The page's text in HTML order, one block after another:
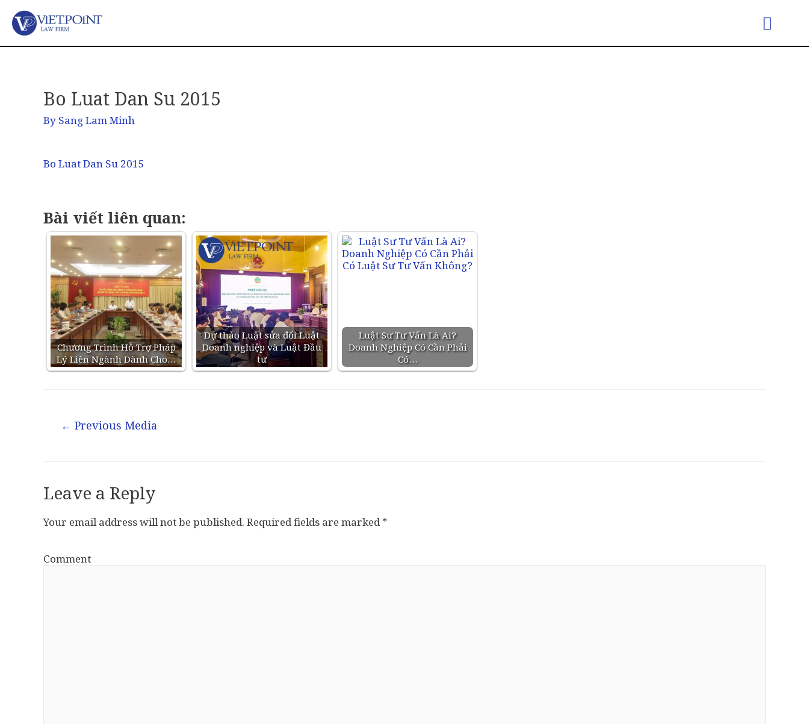
Bo Luat Dan Su 2015
By Sang Lam Minh
Bo Luat Dan Su 2015
Bài viết liên quan:
Chương Trình Hỗ Trợ Pháp
Lý Liên Ngành Dành Cho…
Dự thảo Luật sửa đổi Luật
Doanh nghiệp và Luật Đầu
tư
Luật Sư Tư Vấn Là Ai?
Doanh Nghiệp Có Cần Phải
Có…
← Previous Media
Leave a Reply
Your email address will not be published. Required fields are marked*
Comment